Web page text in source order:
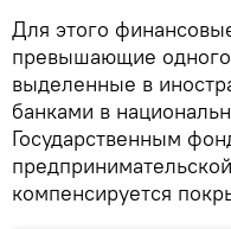
Для этого
превышающие
выделенные в
банками в
Государственным
компенсируется